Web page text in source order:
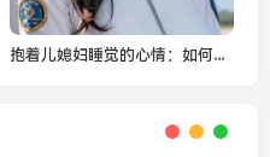
抱着儿媳妇睡觉的心情：如何通过亲密关系增进家庭和谐与温暖